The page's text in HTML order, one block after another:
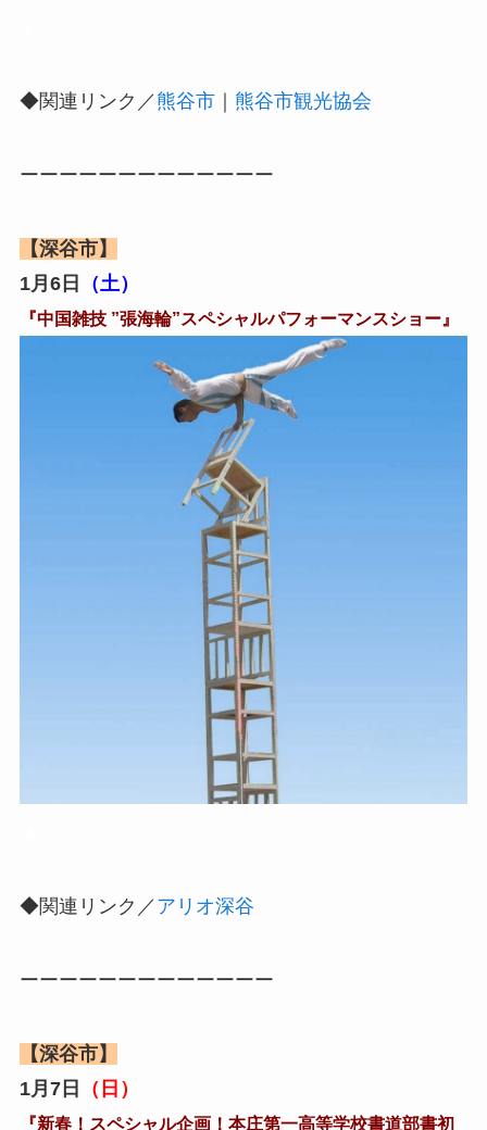
◆関連リンク／ 熊谷市｜ 熊谷市観光協会
ーーーーーーーーーーーーー
【深谷市】
1月6日
（土）
『中国雑技 ”張海輪”スペシャルパフォーマンスショー』
◆関連リンク／ アリオ深谷
ーーーーーーーーーーーーー
【深谷市】
1月7日
（日）
『新春！スペシャル企画！本庄第一高等学校書道部書初